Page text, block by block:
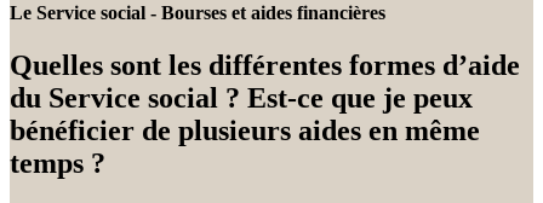
Le Service social - Bourses et aides financières
Quelles sont les différentes formes d’aide
du Service social ? Est-ce que je peux
bénéficier de plusieurs aides en même
temps ?